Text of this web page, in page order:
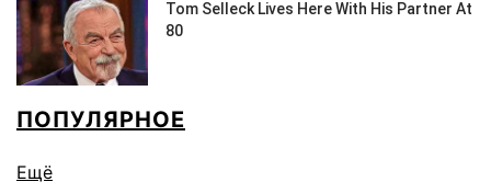
ПОПУЛЯРНОЕ
Ещё